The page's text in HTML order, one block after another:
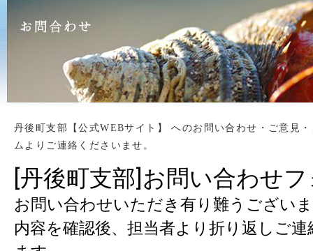
丹後町支部【公式WEBサイト】 へのお問い合わせ・ご意見
ムよりご連絡くださいませ。